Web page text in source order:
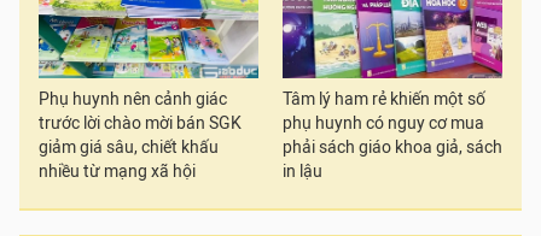
Phụ huynh nên cảnh giác
trước lời chào mời bán SGK
giảm giá sâu, chiết khấu
nhiều từ mạng xã hội
Tâm lý ham rẻ khiến một số
phụ huynh có nguy cơ mua
phải sách giáo khoa giả, sách
in lậu